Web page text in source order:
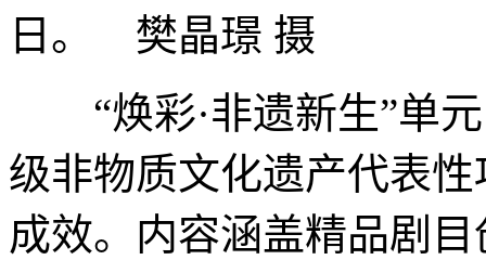
日。 樊晶璟 摄
“焕彩·非遗新生”单元
级非物质文化遗产代表
成效。内容涵盖精品剧